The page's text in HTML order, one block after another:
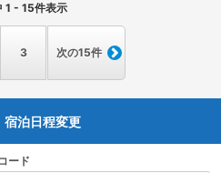
1 - 15件表示
3 次の15件
宿泊日程変更
ード